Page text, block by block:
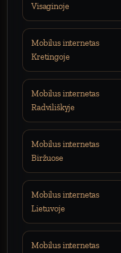
Visaginoje
Mobilus internetas
Kretingoje
Mobilus internetas
Radviliškyje
Mobilus internetas
Biržuose
Mobilus internetas
Lietuvoje
Mobilus internetas